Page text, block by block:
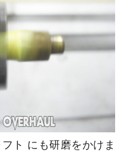
ト にも研磨をかけま